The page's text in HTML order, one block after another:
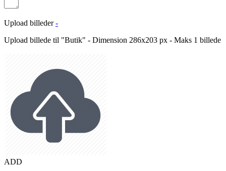
Upload billeder -
Upload billede til "Butik" - Dimension 286x203 px - Maks 1 billede
ADD